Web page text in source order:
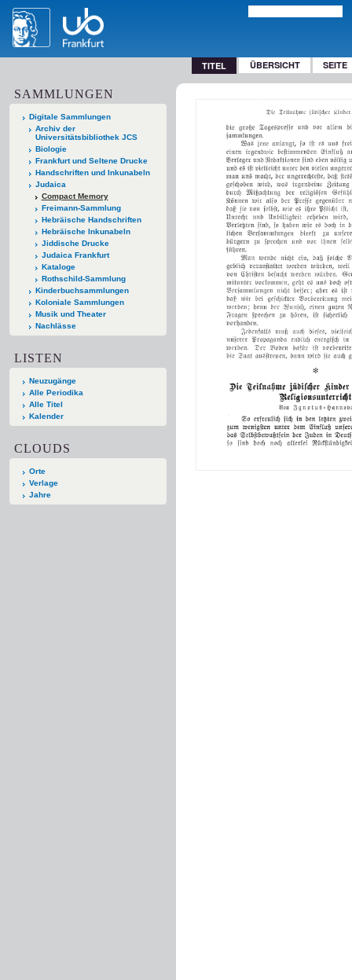
TITEL ÜBERSICHT SEITE
SAMMLUNGEN
Digitale Sammlungen
Archiv der
Universitätsbibliothek JCS
Biologie
Frankfurt und Seltene Drucke
Handschriften und Inkunabeln
Judaica
Compact Memory
Freimann-Sammlung
Hebräische Handschriften
Hebräische Inkunabeln
Jiddische Drucke
Judaica Frankfurt
Kataloge
Rothschild-Sammlung
Kinderbuchsammlungen
Koloniale Sammlungen
Musik und Theater
Nachlässe
LISTEN
Neuzugänge
Alle Periodika
Alle Titel
Kalender
CLOUDS
Orte
Verlage
Jahre